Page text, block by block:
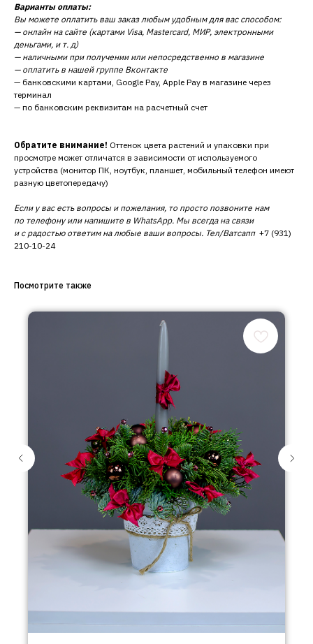
Варианты оплаты:
Вы можете оплатить ваш заказ любым удобным для вас способом:
— онлайн на сайте (картами Visa, Mastercard, МИР, электронными
деньгами, и т. д)
— наличными при получении или непосредственно в магазине
— оплатить в нашей группе Вконтакте
— банковскими картами, Google Pay, Apple Pay в магазине через
терминал
— по банковским реквизитам на расчетный счет
Обратите внимание! Оттенок цвета растений и упаковки при
просмотре может отличатся в зависимости от используемого
устройства (монитор ПК, ноутбук, планшет, мобильный телефон имеют
разную цветопередачу)
Если у вас есть вопросы и пожелания, то просто позвоните нам
по телефону или напишите в WhatsApp. Мы всегда на связи
и с радостью ответим на любые ваши вопросы. Тел/Ватсапп +7 (931)
210-10-24
Посмотрите также